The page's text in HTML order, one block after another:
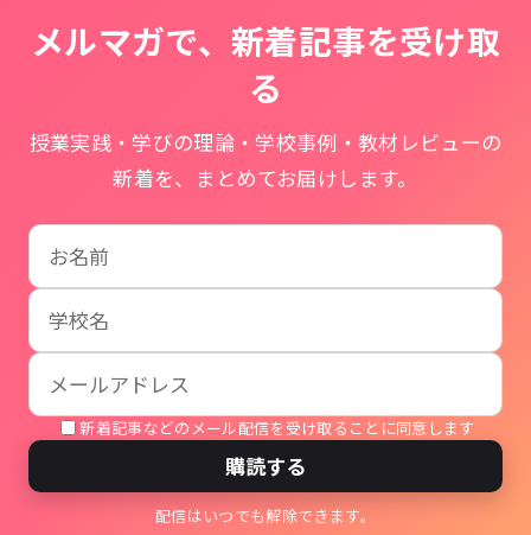
メルマガで、新着記事を受け取
る
授業実践・学びの理論・学校事例・教材レビューの
新着を、まとめてお届けします。
お名前
学校名
メールアドレス
新着記事などのメール配信を受け取ることに同意します
購読する
配信はいつでも解除できます。